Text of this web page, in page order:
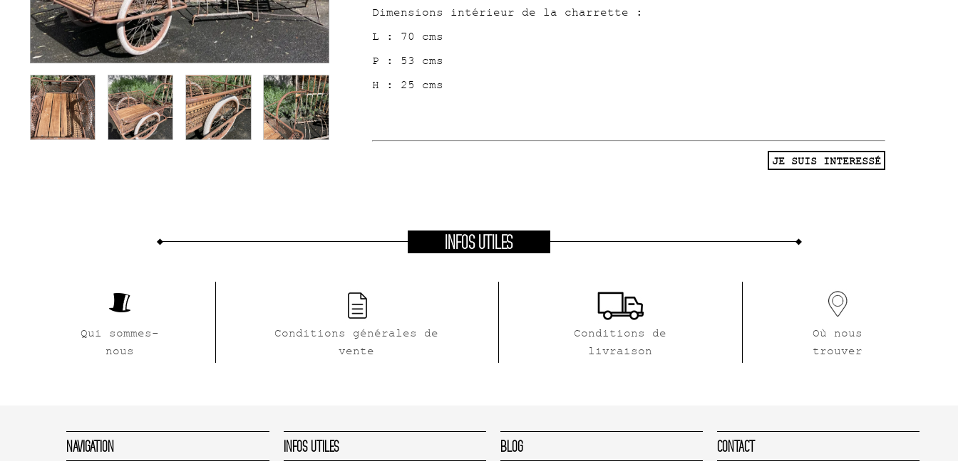
Dimensions intérieur de la charrette :
L : 70 cms
P : 53 cms
H : 25 cms
JE SUIS INTERESSÉ
INFOS UTILES
Qui sommes-
nous
Conditions générales de
vente
Conditions de
livraison
Où nous
trouver
Navigation Infos Utiles Blog Contact